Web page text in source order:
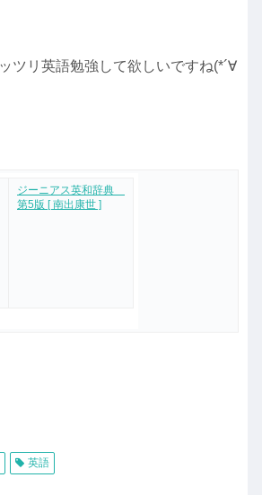
ツリ英語勉強して欲しいですね(*´∀
ジーニアス英和辞典
第5版 [ 南出康世 ]
英語